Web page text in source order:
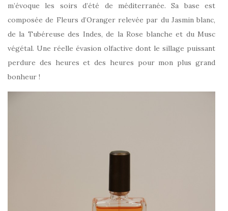
m’évoque les soirs d’été de méditerranée. Sa base est
composée de Fleurs d’Oranger relevée par du Jasmin blanc,
de la Tubéreuse des Indes, de la Rose blanche et du Musc
végétal. Une réelle évasion olfactive dont le sillage puissant
perdure des heures et des heures pour mon plus grand
bonheur !